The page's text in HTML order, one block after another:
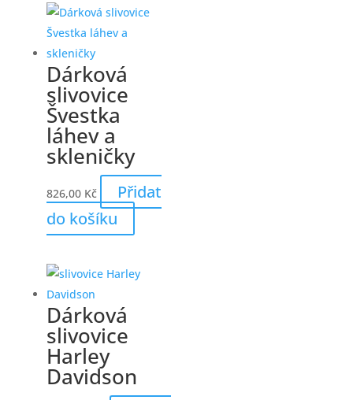
Dárková
slivovice
Švestka
láhev a
skleničky
826,00 Kč
Přidat
do košíku
Dárková
slivovice
Harley
Davidson